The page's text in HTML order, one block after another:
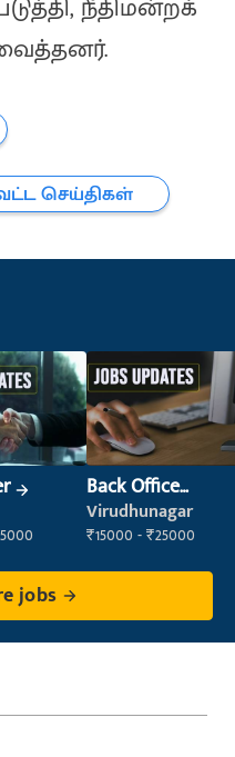
நீதிமன்றக்
செய்திகள்
Back Office
Executive
(Administration)
Virudhunagar
₹15000 - ₹25000
jobs